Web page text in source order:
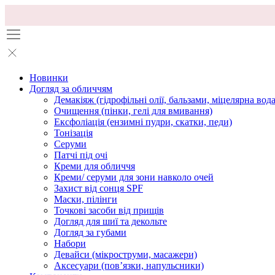
Новинки
Догляд за обличчям
Демакіяж (гідрофільні олії, бальзами, міцелярна
Очищення (пінки, гелі для вмивання)
Ексфоліація (ензимні пудри, скатки, педи)
Тонізація
Серуми
Патчі під очі
Креми для обличчя
Креми/ серуми для зони навколо очей
Захист від сонця SPF
Маски, пілінги
Точкові засоби від прищів
Догляд для шиї та декольте
Догляд за губами
Набори
Девайси (мікроструми, масажери)
Аксесуари (повʼязки, напульсники)